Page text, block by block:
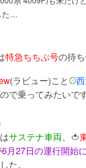
た…
特急ちちぶ号の待ち
(ラビュー)こと⚾
で乗ってみたいで
サステナ車両、🍅
6月27日の運行開始
た。